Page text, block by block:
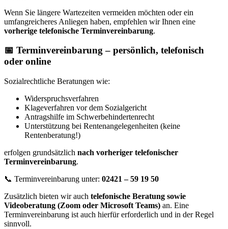
Wenn Sie längere Wartezeiten vermeiden möchten oder ein
umfangreicheres Anliegen haben, empfehlen wir Ihnen eine
vorherige telefonische Terminvereinbarung.
📅 Terminvereinbarung – persönlich, telefonisch
oder online
Sozialrechtliche Beratungen wie:
Widerspruchsverfahren
Klageverfahren vor dem Sozialgericht
Antragshilfe im Schwerbehindertenrecht
Unterstützung bei Rentenangelegenheiten (keine
Rentenberatung!)
erfolgen grundsätzlich nach vorheriger telefonischer
Terminvereinbarung.
📞 Terminvereinbarung unter: 02421 – 59 19 50
Zusätzlich bieten wir auch telefonische Beratung sowie
Videoberatung (Zoom oder Microsoft Teams) an. Eine
Terminvereinbarung ist auch hierfür erforderlich und in der Regel
sinnvoll.